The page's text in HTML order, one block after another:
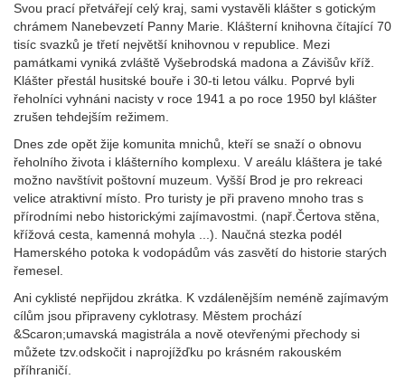
Svou prací přetvářejí celý kraj, sami vystavěli klášter s gotickým
chrámem Nanebevzetí Panny Marie. Klášterní knihovna čítající 70
tisíc svazků je třetí největší knihovnou v republice. Mezi
památkami vyniká zvláště Vyšebrodská madona a Závišův kříž.
Klášter přestál husitské bouře i 30-ti letou válku. Poprvé byli
řeholníci vyhnáni nacisty v roce 1941 a po roce 1950 byl klášter
zrušen tehdejším režimem.
Dnes zde opět žije komunita mnichů, kteří se snaží o obnovu
řeholního života i klášterního komplexu. V areálu kláštera je také
možno navštívit poštovní muzeum. Vyšší Brod je pro rekreaci
velice atraktivní místo. Pro turisty je při praveno mnoho tras s
přírodními nebo historickými zajímavostmi. (např.Čertova stěna,
křížová cesta, kamenná mohyla ...). Naučná stezka podél
Hamerského potoka k vodopádům vás zasvětí do historie starých
řemesel.
Ani cyklisté nepřijdou zkrátka. K vzdálenějším neméně zajímavým
cílům jsou připraveny cyklotrasy. Městem prochází
&Scaron;umavská magistrála a nově otevřenými přechody si
můžete tzv.odskočit i naprojížďku po krásném rakouském
příhraničí.